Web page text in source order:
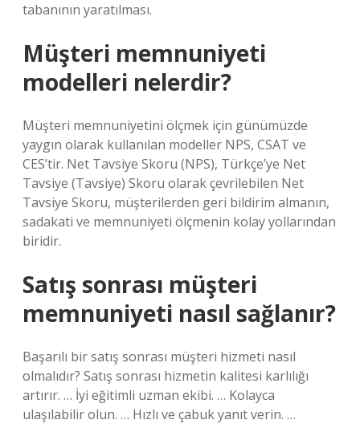
tabanının yaratılması.
Müşteri memnuniyeti
modelleri nelerdir?
Müşteri memnuniyetini ölçmek için günümüzde
yaygın olarak kullanılan modeller NPS, CSAT ve
CES’tir. Net Tavsiye Skoru (NPS), Türkçe’ye Net
Tavsiye (Tavsiye) Skoru olarak çevrilebilen Net
Tavsiye Skoru, müşterilerden geri bildirim almanın,
sadakati ve memnuniyeti ölçmenin kolay yollarından
biridir.
Satış sonrası müşteri
memnuniyeti nasıl sağlanır?
Başarılı bir satış sonrası müşteri hizmeti nasıl
olmalıdır? Satış sonrası hizmetin kalitesi karlılığı
artırır. … İyi eğitimli uzman ekibi. … Kolayca
ulaşılabilir olun. … Hızlı ve çabuk yanıt verin. …